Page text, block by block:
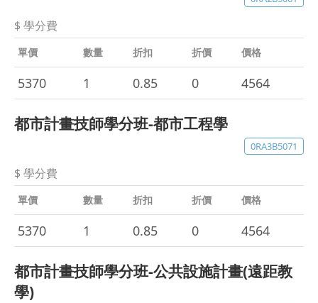
$ 學分費
單價 數量 折扣 折價 價格
5370 1 0.85 0 4564
都市計畫技師學分班-都市工程學
0RA3B5071
$ 學分費
單價 數量 折扣 折價 價格
5370 1 0.85 0 4564
都市計畫技師學分班-公共設施計畫(遠距教
學)